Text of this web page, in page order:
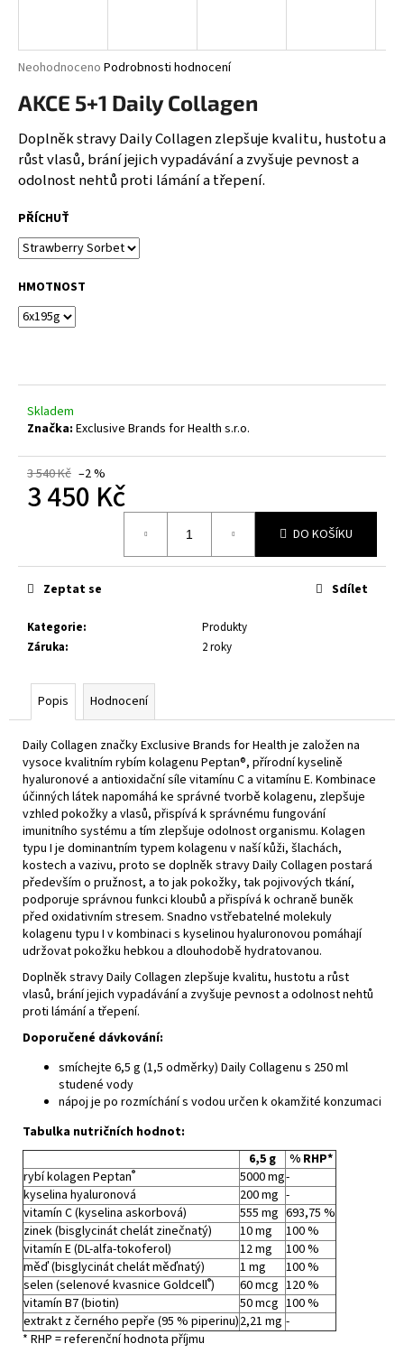
Průměrné
produktu
0,0
z
5
hvězdiček.
Neohodnoceno Podrobnosti hodnocení
AKCE 5+1 Daily Collagen
Doplněk stravy Daily Collagen zlepšuje kvalitu, hustotu a
růst vlasů, brání jejich vypadávání a zvyšuje pevnost a
odolnost nehtů proti lámání a třepení.
PŘÍCHUŤ
HMOTNOST
Skladem
Značka: Exclusive Brands for Health s.r.o.
3 540 Kč –2 %
3 450 Kč
DO KOŠÍKU
Kategorie:
Produkty
Záruka: 2 roky
Zeptat se Sdílet
Popis Hodnocení
Daily Collagen značky Exclusive Brands for Health je založen na
vysoce kvalitním rybím kolagenu Peptan®, přírodní kyselině
hyaluronové a antioxidační síle vitamínu C a vitamínu E. Kombinace
účinných látek napomáhá ke správné tvorbě kolagenu, zlepšuje
vzhled pokožky a vlasů, přispívá k správnému fungování
imunitního systému a tím zlepšuje odolnost organismu. Kolagen
typu I je dominantním typem kolagenu v naší kůži, šlachách,
kostech a vazivu, proto se doplněk stravy Daily Collagen postará
především o pružnost, a to jak pokožky, tak pojivových tkání,
podporuje správnou funkci kloubů a přispívá k ochraně buněk
před oxidativním stresem. Snadno vstřebatelné molekuly
kolagenu typu I v kombinaci s kyselinou hyaluronovou pomáhají
udržovat pokožku hebkou a dlouhodobě hydratovanou.
Doplněk stravy Daily Collagen zlepšuje kvalitu, hustotu a růst
vlasů, brání jejich vypadávání a zvyšuje pevnost a odolnost nehtů
proti lámání a třepení.
Doporučené dávkování:
smíchejte 6,5 g (1,5 odměrky) Daily Collagenu s 250 ml
studené vody
nápoj je po rozmíchání s vodou určen k okamžité konzumaci
Tabulka nutričních hodnot:
6,5 g
% RHP*
rybí kolagen Peptan® 5000 mg-
kyselina hyaluronová
200 mg -
vitamín C (kyselina askorbová)
555 mg 693,75 %
zinek (bisglycinát chelát zinečnatý)
10 mg
100 %
vitamín E (DL-alfa-tokoferol)
12 mg
100 %
měď (bisglycinát chelát měďnatý)
1 mg
100 %
selen (selenové kvasnice Goldcell®) 60 mcg 120 %
vitamín B7 (biotin)
50 mcg 100 %
extrakt z černého pepře (95 % piperinu)2,21 mg -
* RHP = referenční hodnota příjmu
j
t
?